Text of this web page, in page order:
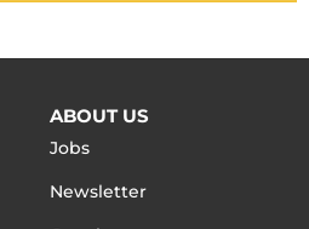
ABOUT US
Jobs
Newsletter